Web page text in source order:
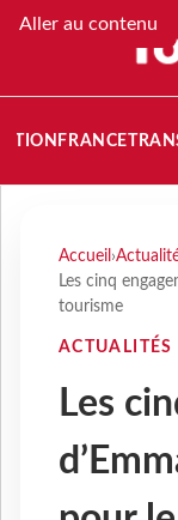
Aller au contenu
FRANCE
Accueil ›
Les cinq
tourisme
ACTUALITÉS
Les